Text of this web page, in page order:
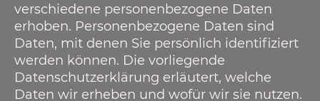
verschiedene personenbezogene Daten
erhoben. Personenbezogene Daten sind
Daten, mit denen Sie persönlich identifiziert
werden können. Die vorliegende
Datenschutzerklärung erläutert, welche
Daten wir erheben und wofür wir sie nutzen.